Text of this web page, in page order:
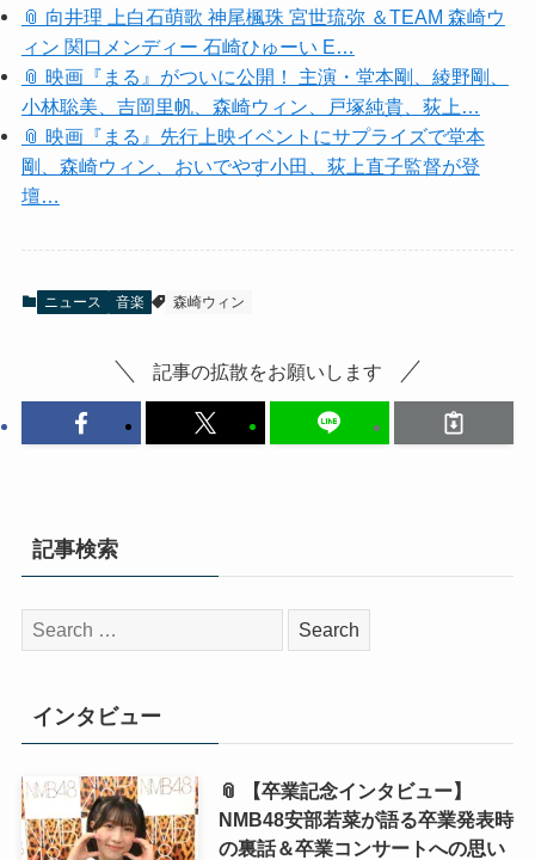
📎 向井理 上白石萌歌 神尾楓珠 宮世琉弥 ＆TEAM 森崎ウ
ィン 関口メンディー 石崎ひゅーい E…
📎 映画『まる』がついに公開！ 主演・堂本剛、綾野剛、
小林聡美、吉岡里帆、森崎ウィン、戸塚純貴、荻上…
📎 映画『まる』先行上映イベントにサプライズで堂本
剛、森崎ウィン、おいでやす小田、荻上直子監督が登
壇…
ニュース 音楽 森崎ウィン
記事の拡散をお願いします
記事検索
検
索:
インタビュー
📎 【卒業記念インタビュー】
NMB48安部若菜が語る卒業発表時
の裏話＆卒業コンサートへの思い